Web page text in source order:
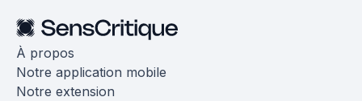
À propos
Notre application mobile
Notre extension